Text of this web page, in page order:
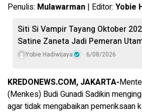
Penulis: Mulawarman | Editor: Yobie
Siti Si Vampir Tayang Oktober
Satine Zaneta Jadi Pemeran
Yobie Hadiwijaya 6/08/2026
KREDONEWS.COM, JAKARTA-
(Menkes) Budi Gunadi Sadikin
agar tidak mengabaikan pemeriksaan